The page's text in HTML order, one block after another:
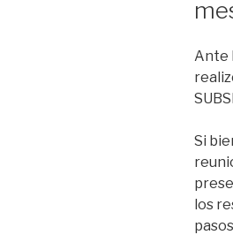
Ante
Si
los